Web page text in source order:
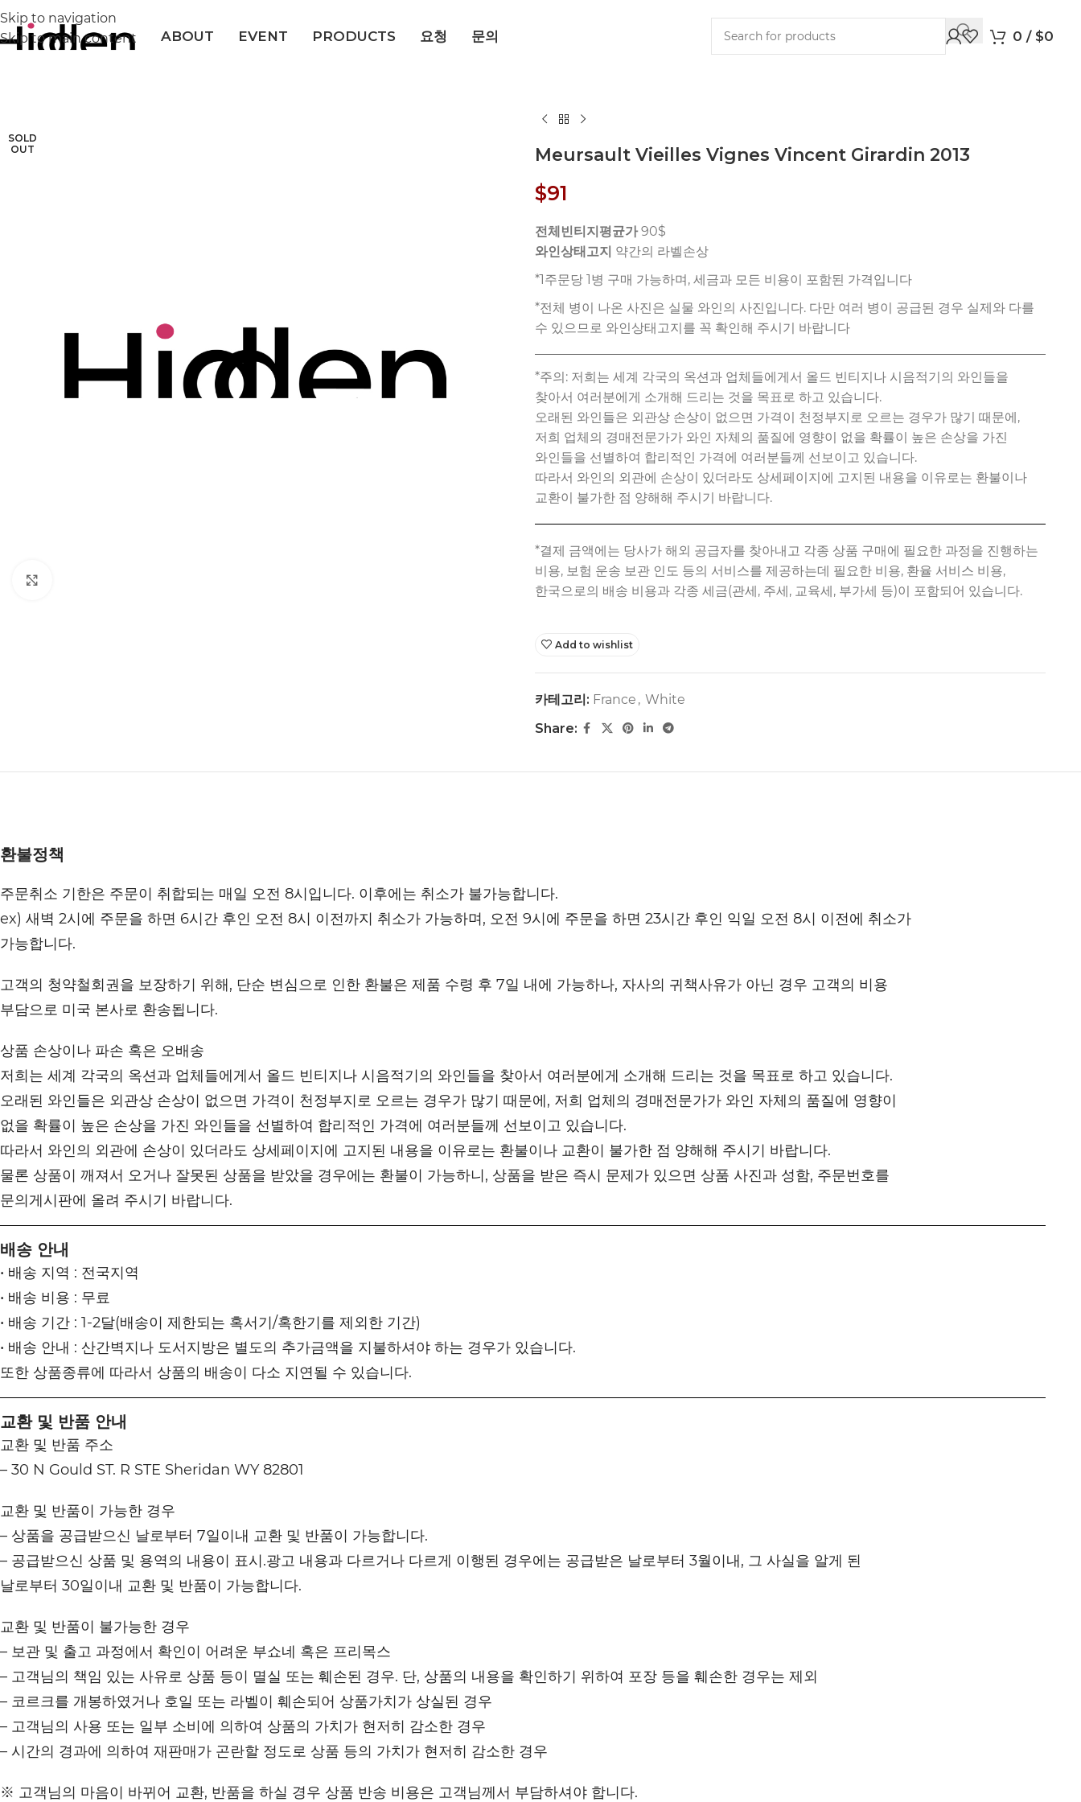
Skip to navigation
Skip to main content
ABOUT EVENT PRODUCTS 요청 문의 0 / $0
SOLD
OUT
Meursault Vieilles Vignes Vincent Girardin 2013
$91
전체빈티지평균가90$
와인상태고지 약간의 라벨손상
*주의: 저희는 세계 각국의 옥션과 업체들에게서 올드 빈티지나 시음적기의 와인들을
찾아서 여러분에게 소개해 드리는 것을 목표로 하고 있습니다.
오래된 와인들은 외관상 손상이 없으면 가격이 천정부지로 오르는 경우가 많기 때문에,
저희 업체의 경매전문가가 와인 자체의 품질에 영향이 없을 확률이 높은 손상을 가진
와인들을 선별하여 합리적인 가격에 여러분들께 선보이고 있습니다.
따라서 와인의 외관에 손상이 있더라도 상세페이지에 고지된 내용을 이유로는 환불이나
교환이 불가한 점 양해해 주시기 바랍니다.
Add to wishlist
카테고리: France , White
Share:
환불정책
주문취소 기한은 주문이 취합되는 매일 오전 8시입니다. 이후에는 취소가 불가능합니다.
ex) 새벽 2시에 주문을 하면 6시간 후인 오전 8시 이전까지 취소가 가능하며, 오전 9시에 주문을 하면 23시간 후인 익일 오전 8시 이전에 취소가
가능합니다.
고객의 청약철회권을 보장하기 위해, 단순 변심으로 인한 환불은 제품 수령 후 7일 내에 가능하나, 자사의 귀책사유가 아닌 경우 고객의 비용
부담으로 미국 본사로 환송됩니다.
상품 손상이나 파손 혹은 오배송
저희는 세계 각국의 옥션과 업체들에게서 올드 빈티지나 시음적기의 와인들을 찾아서 여러분에게 소개해 드리는 것을 목표로 하고 있습니다.
오래된 와인들은 외관상 손상이 없으면 가격이 천정부지로 오르는 경우가 많기 때문에, 저희 업체의 경매전문가가 와인 자체의 품질에 영향이
없을 확률이 높은 손상을 가진 와인들을 선별하여 합리적인 가격에 여러분들께 선보이고 있습니다.
따라서 와인의 외관에 손상이 있더라도 상세페이지에 고지된 내용을 이유로는 환불이나 교환이 불가한 점 양해해 주시기 바랍니다.
물론 상품이 깨져서 오거나 잘못된 상품을 받았을 경우에는 환불이 가능하니, 상품을 받은 즉시 문제가 있으면 상품 사진과 성함, 주문번호를
문의게시판에 올려 주시기 바랍니다.
배송 안내
• 배송 지역 : 전국지역
• 배송 비용 : 무료
• 배송 기간 : 1-2달(배송이 제한되는 혹서기/혹한기를 제외한 기간)
• 배송 안내 : 산간벽지나 도서지방은 별도의 추가금액을 지불하셔야 하는 경우가 있습니다.
또한 상품종류에 따라서 상품의 배송이 다소 지연될 수 있습니다.
교환 및 반품 안내
교환 및 반품 주소
– 30 N Gould ST. R STE Sheridan WY 82801
교환 및 반품이 가능한 경우
– 상품을 공급받으신 날로부터 7일이내 교환 및 반품이 가능합니다.
– 공급받으신 상품 및 용역의 내용이 표시.광고 내용과 다르거나 다르게 이행된 경우에는 공급받은 날로부터 3월이내, 그 사실을 알게 된
날로부터 30일이내 교환 및 반품이 가능합니다.
교환 및 반품이 불가능한 경우
– 보관 및 출고 과정에서 확인이 어려운 부쇼네 혹은 프리목스
– 고객님의 책임 있는 사유로 상품 등이 멸실 또는 훼손된 경우. 단, 상품의 내용을 확인하기 위하여 포장 등을 훼손한 경우는 제외
– 코르크를 개봉하였거나 호일 또는 라벨이 훼손되어 상품가치가 상실된 경우
– 고객님의 사용 또는 일부 소비에 의하여 상품의 가치가 현저히 감소한 경우
– 시간의 경과에 의하여 재판매가 곤란할 정도로 상품 등의 가치가 현저히 감소한 경우
※ 고객님의 마음이 바뀌어 교환, 반품을 하실 경우 상품 반송 비용은 고객님께서 부담하셔야 합니다.